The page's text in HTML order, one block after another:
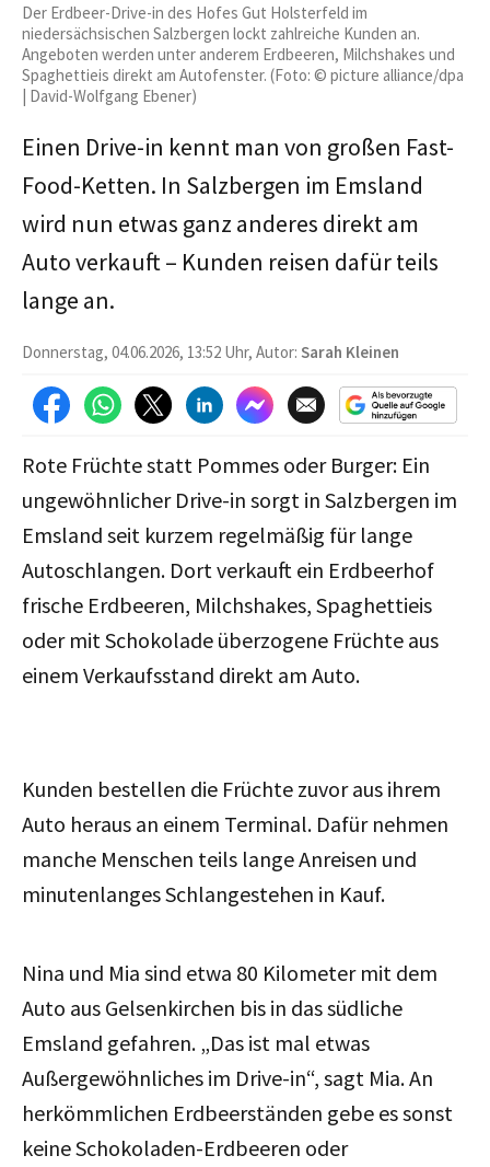
Der Erdbeer-Drive-in des Hofes Gut Holsterfeld im
niedersächsischen Salzbergen lockt zahlreiche Kunden an.
Angeboten werden unter anderem Erdbeeren, Milchshakes und
Spaghettieis direkt am Autofenster. (Foto: © picture alliance/dpa
| David-Wolfgang Ebener)
Einen Drive-in kennt man von großen Fast-
Food-Ketten. In Salzbergen im Emsland
wird nun etwas ganz anderes direkt am
Auto verkauft – Kunden reisen dafür teils
lange an.
Donnerstag, 04.06.2026, 13:52 Uhr, Autor: Sarah Kleinen
Rote Früchte statt Pommes oder Burger: Ein
ungewöhnlicher Drive-in sorgt in Salzbergen im
Emsland seit kurzem regelmäßig für lange
Autoschlangen. Dort verkauft ein Erdbeerhof
frische Erdbeeren, Milchshakes, Spaghettieis
oder mit Schokolade überzogene Früchte aus
einem Verkaufsstand direkt am Auto.
Kunden bestellen die Früchte zuvor aus ihrem
Auto heraus an einem Terminal. Dafür nehmen
manche Menschen teils lange Anreisen und
minutenlanges Schlangestehen in Kauf.
Nina und Mia sind etwa 80 Kilometer mit dem
Auto aus Gelsenkirchen bis in das südliche
Emsland gefahren. „Das ist mal etwas
Außergewöhnliches im Drive-in“, sagt Mia. An
herkömmlichen Erdbeerständen gebe es sonst
keine Schokoladen-Erdbeeren oder